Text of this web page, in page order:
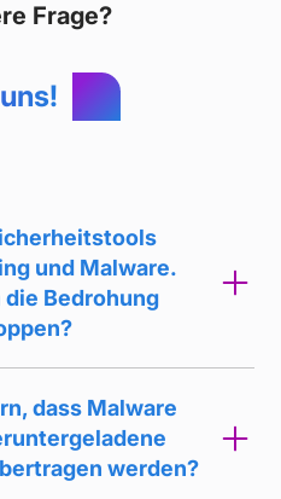
Frage?
und Malware.
Bedrohung
dass Malware
werden?